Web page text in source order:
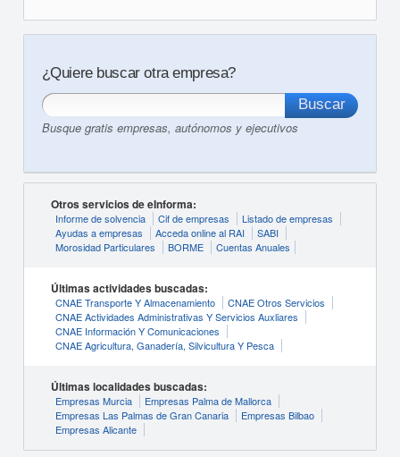
¿Quiere buscar otra empresa?
Busque gratis empresas, autónomos y ejecutivos
Otros servicios de eInforma:
Informe de solvencia Cif de empresas
Listado de empresas
Ayudas a empresas
Acceda online al RAI
SABI
Morosidad Particulares
BORME Cuentas Anuales
Últimas actividades buscadas:
CNAE Transporte Y Almacenamiento
CNAE Otros Servicios
CNAE Actividades Administrativas Y Servicios Auxliares
CNAE Información Y Comunicaciones
CNAE Agricultura, Ganadería, Silvicultura Y Pesca
Últimas localidades buscadas:
Empresas Murcia
Empresas Palma de Mallorca
Empresas Las Palmas de Gran Canaria
Empresas Bilbao
Empresas Alicante